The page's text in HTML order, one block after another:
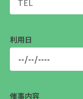
利用日
催事内容